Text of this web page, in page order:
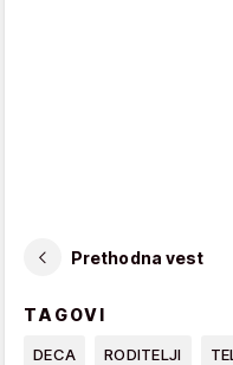
Prethodna vest
TAGOVI
DECA RODITELJI